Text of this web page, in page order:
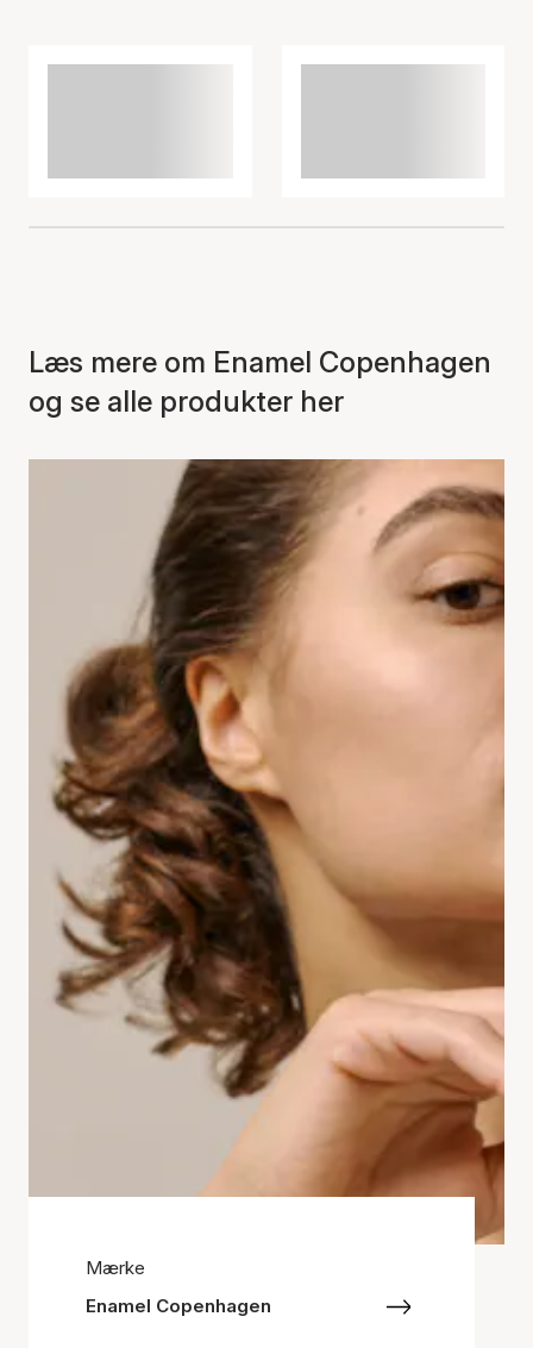
Læs mere om Enamel Copenhagen
og se alle produkter her
Mærke
Enamel Copenhagen